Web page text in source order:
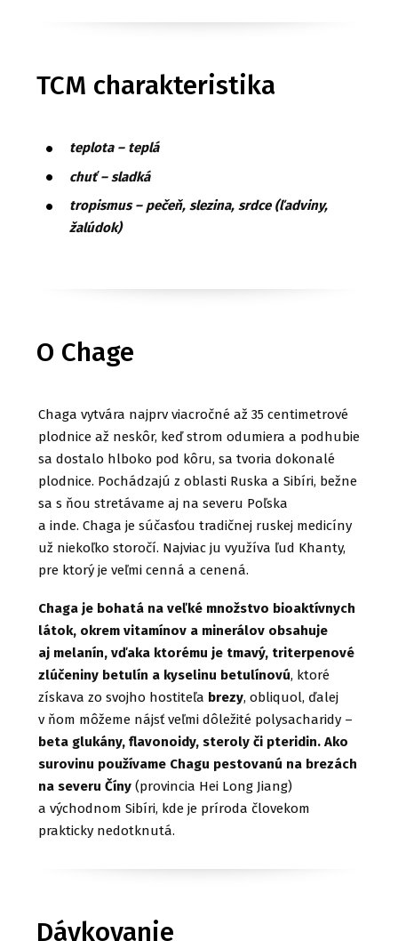
TCM charakteristika
teplota – teplá
chuť – sladká
tropismus – pečeň, slezina, srdce (ľadviny,
žalúdok)
O Chage
Chaga vytvára najprv viacročné až 35 centimetrové
plodnice až neskôr, keď strom odumiera a podhubie
sa dostalo hlboko pod kôru, sa tvoria dokonalé
plodnice. Pochádzajú z oblasti Ruska a Sibíri, bežne
sa s ňou stretávame aj na severu Poľska
a inde. Chaga je súčasťou tradičnej ruskej medicíny
už niekoľko storočí. Najviac ju využíva ľud Khanty,
pre ktorý je veľmi cenná a cenená.
Chaga je bohatá na veľké množstvo bioaktívnych
látok, okrem vitamínov a minerálov obsahuje
aj melanín, vďaka ktorému je tmavý, triterpenové
zlúčeniny betulín a kyselinu betulínovú, ktoré
získava zo svojho hostiteľa brezy, obliquol, ďalej
v ňom môžeme nájsť veľmi dôležité polysacharidy –
beta glukány, flavonoidy, steroly či pteridin. Ako
surovinu používame Chagu pestovanú na brezách
na severu Číny(provincia Hei Long Jiang)
a východnom Sibíri, kde je príroda človekom
prakticky nedotknutá.
Dávkovanie